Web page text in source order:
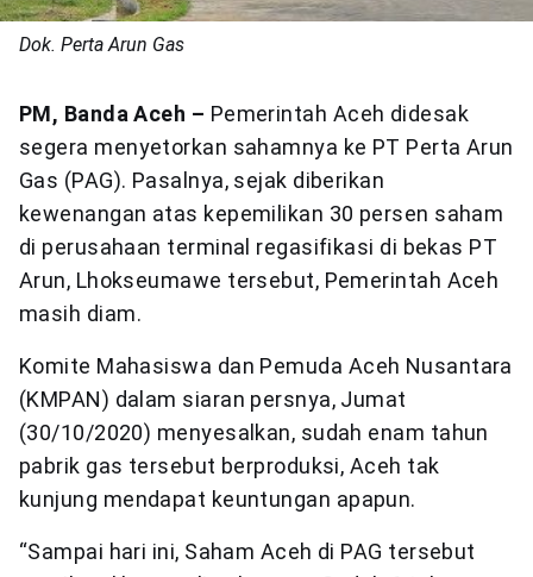
Dok. Perta Arun Gas
PM, Banda Aceh – Pemerintah Aceh didesak
segera menyetorkan sahamnya ke PT Perta Arun
Gas (PAG). Pasalnya, sejak diberikan
kewenangan atas kepemilikan 30 persen saham
di perusahaan terminal regasifikasi di bekas PT
Arun, Lhokseumawe tersebut, Pemerintah Aceh
masih diam.
Komite Mahasiswa dan Pemuda Aceh Nusantara
(KMPAN) dalam siaran persnya, Jumat
(30/10/2020) menyesalkan, sudah enam tahun
pabrik gas tersebut berproduksi, Aceh tak
kunjung mendapat keuntungan apapun.
“Sampai hari ini, Saham Aceh di PAG tersebut